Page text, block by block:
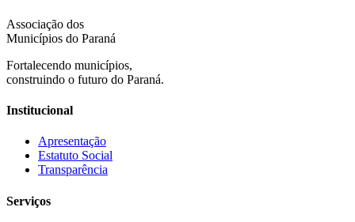
Associação dos
Municípios do Paraná
Fortalecendo municípios,
construindo o futuro do Paraná.
Institucional
Apresentação
Estatuto Social
Transparência
Serviços